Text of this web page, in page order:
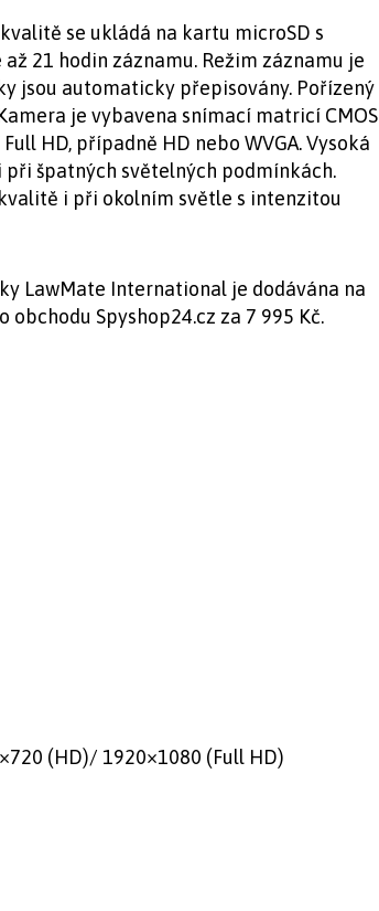
se ukládá na kartu microSD s
21 hodin záznamu. Režim záznamu je
jsou automaticky přepisovány. Pořízený
je vybavena snímací matricí CMOS
HD, případně HD nebo WVGA. Vysoká
špatných světelných podmínkách.
i při okolním světle s intenzitou
LawMate International je dodávána na
Spyshop24.cz za 7 995 Kč.
(HD)/ 1920×1080 (Full HD)